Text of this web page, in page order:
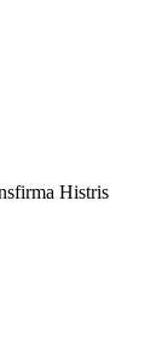
Histris